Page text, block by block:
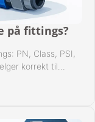
på fittings?
PN, Class, PSI,
korrekt til